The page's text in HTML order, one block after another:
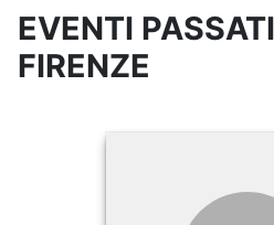
EVENTI
FIRENZE